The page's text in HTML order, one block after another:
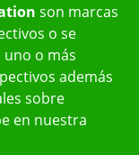
son marcas
o se
o más
además
sobre
en nuestra